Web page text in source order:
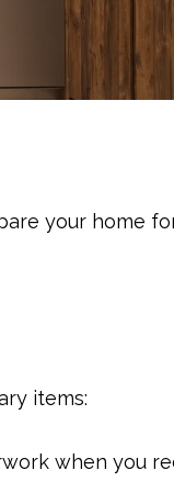
your home
items:
when you